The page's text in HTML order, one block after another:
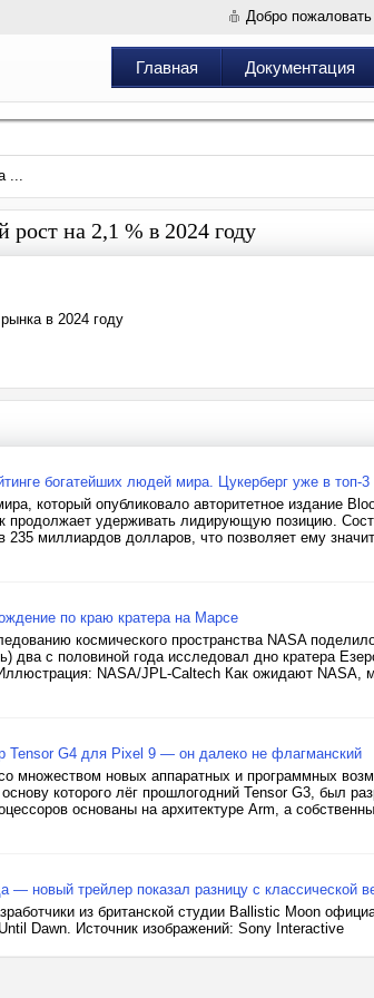
Добро
Главная Документация
...
на 2,1 % в 2024 году
в 2024 году
богатейших людей мира. Цукерберг уже в топ-
который опубликовало авторитетное издание
продолжает удерживать лидирующую позицию.
235 миллиардов долларов, что позволяет ему
по краю кратера на Марсе
космического пространства NASA
два с половиной года исследовал дно кратера
NASA/JPL-Caltech Как ожидают NASA,
Tensor G4 для Pixel 9 — он далеко не флагманский
множеством новых аппаратных и программных
которого лёг прошлогодний Tensor G3, был
основаны на архитектуре Arm, а
— новый трейлер показал разницу с классической
из британской студии Ballistic Moon
Dawn. Источник изображений: Sony Interactive